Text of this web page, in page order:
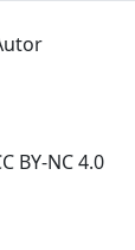
BY-NC 4.0